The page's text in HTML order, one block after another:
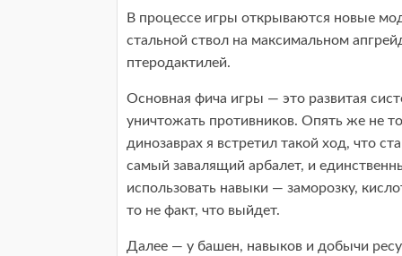
В процессе игры открываются новые
стальной ствол на максимальном
птеродактилей.
Основная фича игры — это развитая
уничтожать противников. Опять же не
динозаврах я встретил такой ход, что
самый завалящий арбалет, и
использовать навыки — заморозку,
то не факт, что выйдет.
Далее — у башен, навыков и добычи